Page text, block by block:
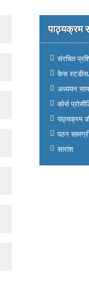
पाठ्यक्रम
संरचित
केस
अध्ययन
कोर्स
पाठ्यक्रम
पठन
सारांश